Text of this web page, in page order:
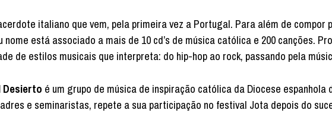
italiano que vem, pela primeira vez a Portugal. Para além de compor
está associado a mais de 10 cd’s de música católica e 200 canções.
de estilos musicais que interpreta: do hip-hop ao rock, passando pela
Desierto é um grupo de música de inspiração católica da Diocese espanhola
e seminaristas, repete a sua participação no festival Jota depois do